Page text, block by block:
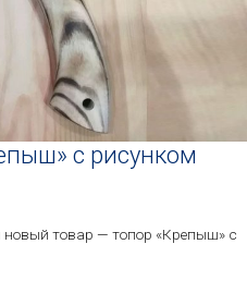
с рисунком
товар — топор «Крепыш» с